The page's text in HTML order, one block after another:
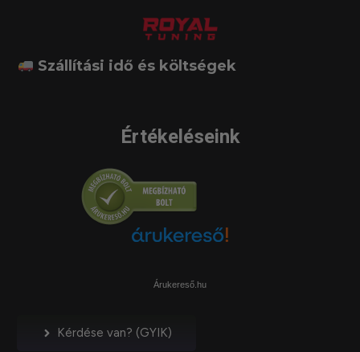
Szállítási idő és költségek
Értékeléseink
Árukereső.hu
Kérdése van? (GYIK)